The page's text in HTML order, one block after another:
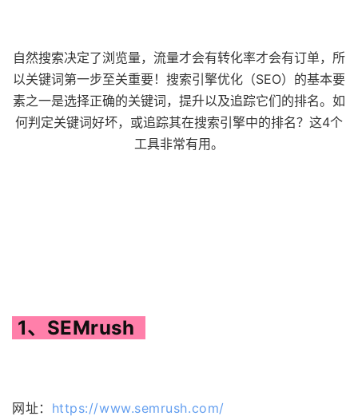
自然搜索决定了浏览量，流量才会有转化率才会有订单，所
以关键词第一步至关重要！ 搜索引擎优化（SEO）的基本要
素之一是选择正确的关键词，提升以及追踪它们的排名。 如
何判定关键词好坏，或追踪其在搜索引擎中的排名？这4个
工具非常有用。
1、SEMrush
网址： https://www.semrush.com/